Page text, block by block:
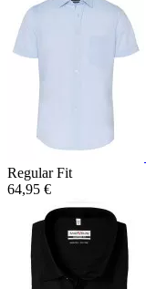
Regular Fit
64,95 €